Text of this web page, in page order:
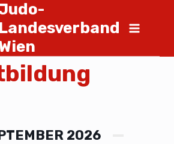
Landesverband
2026